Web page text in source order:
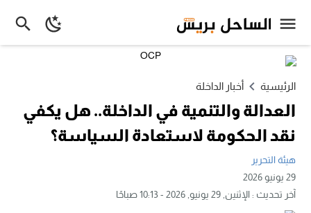
الرئيسية أخبار الداخلة
العدالة والتنمية في الداخلة.. هل يكفي
نقد الحكومة لاستعادة السياسة؟
هيئة التحرير
29 يونيو 2026
آخر تحديث :الإثنين, 29 يونيو, 2026 - 10:13 صباحًا